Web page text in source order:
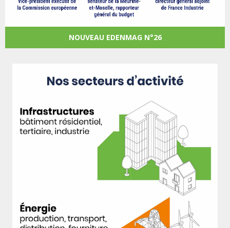
NOUVEAU EDENMAG N°26